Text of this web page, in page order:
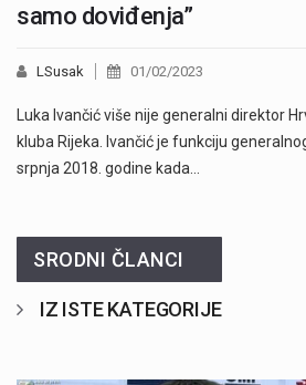
samo doviđenja”
LSusak 01/02/2023
Luka Ivančić više nije generalni direktor
kluba Rijeka. Ivančić je funkciju
srpnja 2018. godine kada…
SRODNI ČLANCI
IZ ISTE KATEGORIJE